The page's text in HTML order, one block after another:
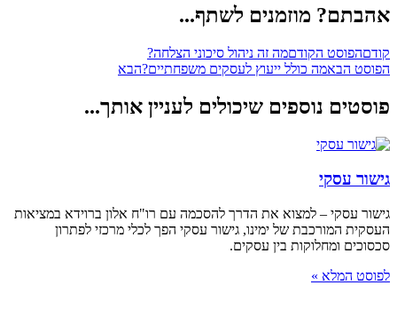
אהבתם? מוזמנים לשתף...
קודםהפוסט הקודםמה זה ניהול סיכוני הצלחה?
הפוסט הבאמה כולל ייעוץ לעסקים משפחתיים?הבא
פוסטים נוספים שיכולים לעניין אותך...
גישור עסקי
גישור עסקי – למצוא את הדרך להסכמה עם רו"ח אלון ברוידא במציאות
העסקית המורכבת של ימינו, גישור עסקי הפך לכלי מרכזי לפתרון
סכסוכים ומחלוקות בין עסקים.
לפוסט המלא »